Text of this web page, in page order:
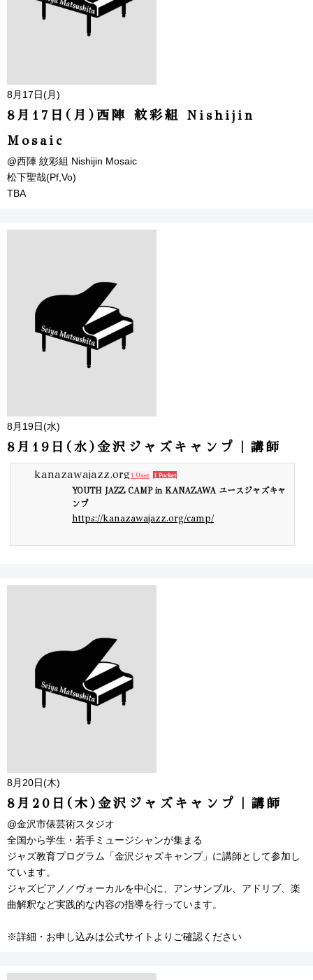
8月17日(月)
8月17日(月)西陣 紋彩組 Nishijin
Mosaic
@西陣 紋彩組 Nishijin Mosaic
松下聖哉(Pf,Vo)
TBA
8月19日(水)
8月19日(水)金沢ジャズキャンプ｜講師
kanazawajazz.org 1 User 1 Pocket
YOUTH JAZZ CAMP in KANAZAWA ユースジャズキャ
ンプ
https://kanazawajazz.org/camp/
8月20日(木)
8月20日(木)金沢ジャズキャンプ｜講師
@金沢市俵芸術スタジオ
全国から学生・若手ミュージシャンが集まる
ジャズ教育プログラム「金沢ジャズキャンプ」に講師として参加し
ています。
ジャズピアノ／ヴォーカルを中心に、アンサンブル、アドリブ、楽
曲解釈など実践的な内容の指導を行っています。
※詳細・お申し込みは公式サイトよりご確認ください